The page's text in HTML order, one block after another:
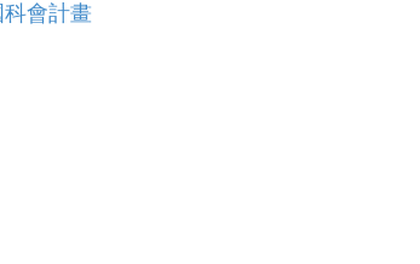
會計畫